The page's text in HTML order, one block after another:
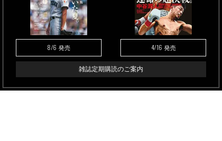
8/6 発売 4/16 発売
雑誌定期購読のご案内